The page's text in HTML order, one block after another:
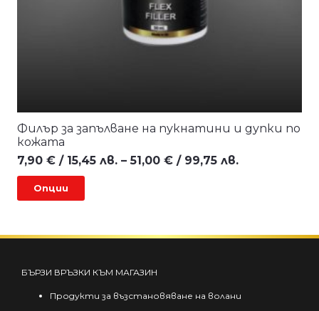
Филър за запълване на пукнатини и дупки по
кожата
7,90 € / 15,45 лв. – 51,00 € / 99,75 лв.Price
15,45 лв.
/
Опции
БЪРЗИ ВРЪЗКИ КЪМ МАГАЗИН
Продукти за възстановяване на волани